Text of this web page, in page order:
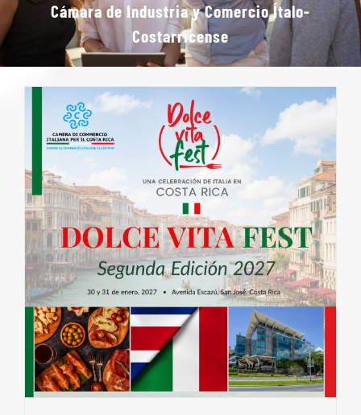
Cámara de Industria y Comercio Ítalo-
Costarricense